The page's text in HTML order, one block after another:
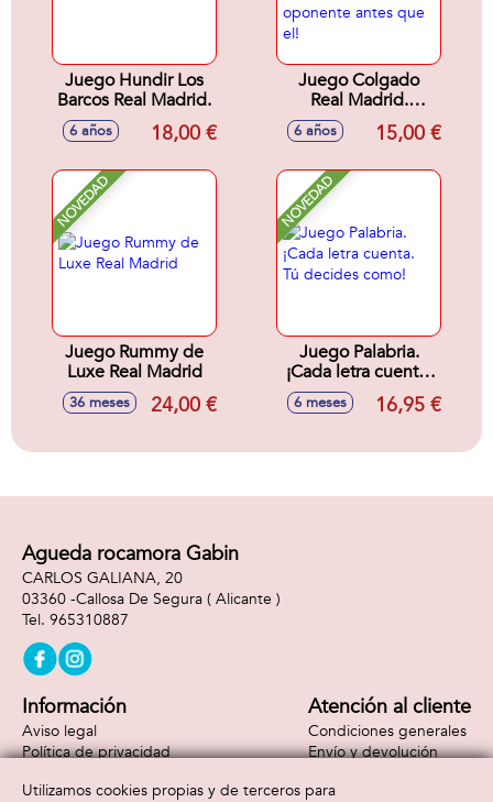
Juego Hundir Los
Barcos Real Madrid.
6 años 18,00 €
Juego Colgado
Real Madrid.
¡Descubre la
palabra secreta de
que el!
6 años 15,00 €
NOVEDAD
Juego Rummy de
Luxe Real Madrid
36 meses 24,00 €
NOVEDAD
Juego Palabria.
¡Cada letra cuenta.
Tú decides como!
6 meses 16,95 €
Agueda rocamora Gabin
CARLOS GALIANA, 20
03360 -Callosa De Segura ( Alicante )
965310887
Información
Aviso legal
Política de privacidad
Atención al cliente
Condiciones generales
Envío y devolución
Utilizamos cookies propias y de terceros para